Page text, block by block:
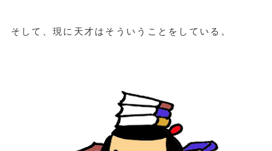
そして、現に天才はそういうことをしている。